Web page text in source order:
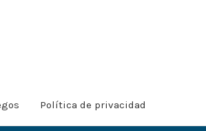
Política de privacidad